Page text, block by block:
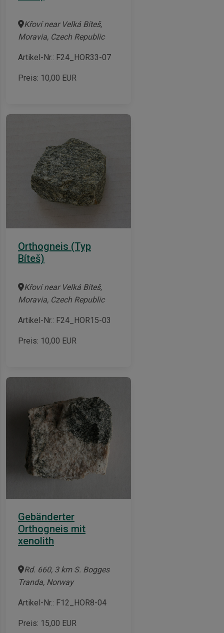
Křoví near Velká Bíteš,
Moravia, Czech Republic
Artikel-Nr.: F24_HOR33-07
Preis: 10,00 EUR
Orthogneis (Typ
Bíteš)
Křoví near Velká Bíteš,
Moravia, Czech Republic
Artikel-Nr.: F24_HOR15-03
Preis: 10,00 EUR
Gebänderter
Orthogneis mit
xenolith
Rd. 660, 3 km S. Bogges
Tranda, Norway
Artikel-Nr.: F12_HOR8-04
Preis: 15,00 EUR